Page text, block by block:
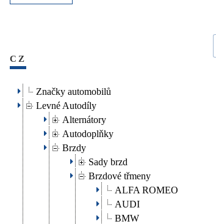
CZ
Značky automobilů
Levné Autodíly
Alternátory
Autodoplňky
Brzdy
Sady brzd
Brzdové třmeny
ALFA ROMEO
AUDI
BMW